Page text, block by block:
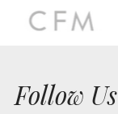
Follow Us